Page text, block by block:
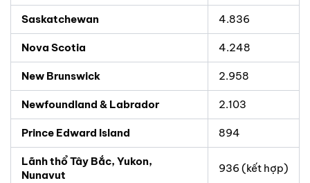
Saskatchewan 4.836
Nova Scotia 4.248
New Brunswick 2.958
Newfoundland & Labrador 2.103
Prince Edward Island 894
Lãnh thổ Tây Bắc, Yukon,
Nunavut
936 (kết hợp)